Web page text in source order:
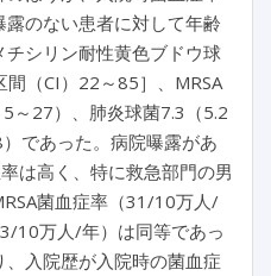
のない患者に対して年齢
シリン耐性黄色ブドウ球
（CI）22～85］、MRSA
～27）、肺炎球菌7.3（5.2
であった。病院曝露があ
は高く、特に救急部門の男
菌血症率（31/10万人/
10万人/年）は同等であっ
入院歴が入院時の菌血症